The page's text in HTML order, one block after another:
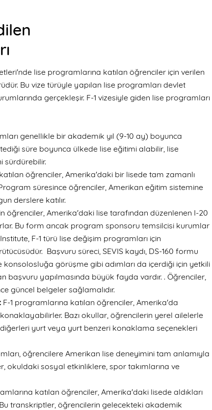
lise programlarına katılan öğrenciler için verilen
Bu vize türüyle yapılan lise programları devlet
gerçekleşir. F-1 vizesiyle giden lise programları
genellikle bir akademik yıl (9-10 ay) boyunca
süre boyunca ülkede lise eğitimi alabilir, lise
sürdürebilir.
öğrenciler, Amerika'daki bir lisede tam zamanlı
süresince öğrenciler, Amerikan eğitim sistemine
derslere katılır.
öğrenciler, Amerika'daki lise tarafından düzenlenen I-20
Bu form ancak program sponsoru temsilcisi kurumlar
F-1 türü lise değişim programları için
Başvuru süreci, SEVIS kaydı, DS-160 formu
görüşme gibi adımları da içerdiği için yetkili
başvuru yapılmasında büyük fayda vardır. . Öğrenciler,
güncel belgeler sağlamalıdır.
F-1 programlarına katılan öğrenciler, Amerika'da
Bazı okullar, öğrencilerin yerel ailelerle
diğerleri yurt veya yurt benzeri konaklama seçenekleri
öğrencilere Amerikan lise deneyimini tam anlamıyla
okuldaki sosyal etkinliklere, spor takımlarına ve
katılan öğrenciler, Amerika'daki lisede aldıkları
transkriptler, öğrencilerin gelecekteki akademik